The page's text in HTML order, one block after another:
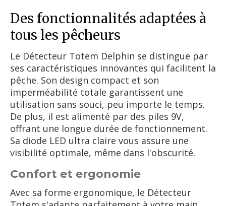
Des fonctionnalités adaptées à
tous les pêcheurs
Le Détecteur Totem Delphin se distingue par
ses caractéristiques innovantes qui facilitent la
pêche. Son design compact et son
imperméabilité totale garantissent une
utilisation sans souci, peu importe le temps.
De plus, il est alimenté par des piles 9V,
offrant une longue durée de fonctionnement.
Sa diode LED ultra claire vous assure une
visibilité optimale, même dans l'obscurité.
Confort et ergonomie
Avec sa forme ergonomique, le Détecteur